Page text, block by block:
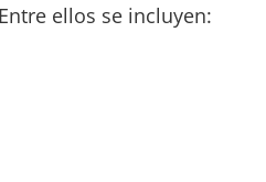
ellos se incluyen: